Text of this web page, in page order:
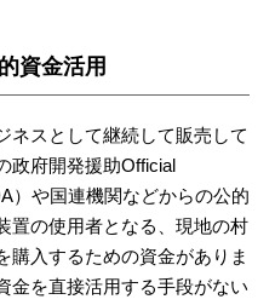
資金活用
ネスとして継続して販売して
政府開発援助Official
）や国連機関などからの公的
置の使用者となる、現地の村
購入するための資金がありま
金を直接活用する手段がない